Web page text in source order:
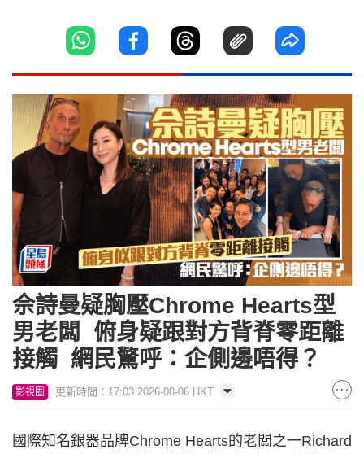
佘詩曼疑胸壓Chrome Hearts型
男老闆 俯身疑跟對方背脊零距離
接觸 網民驚呼：企側邊唔得？
影視圈 更新時間：17:03 2026-08-06 HKT
國際知名銀器品牌Chrome Hearts的老闆之一Richard